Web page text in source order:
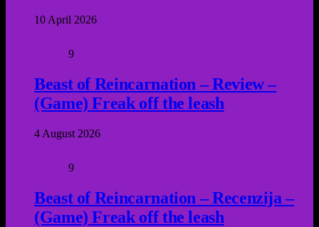
10 April 2026
9
Beast of Reincarnation – Review –
(Game) Freak off the leash
4 August 2026
9
Beast of Reincarnation – Recenzija –
(Game) Freak off the leash